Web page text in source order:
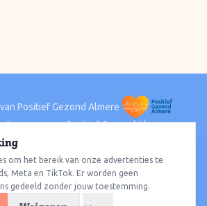
Positief Gezond Almere
Positief Gezond Almere
ACTIVITEITEN PER WIJK
Almere StadAlmere BuitenAlmere Poort
OosterwoldWat te doen
om het bereik van onze advertenties te
Meta en TikTok. Er worden geen
gedeeld zonder jouw toestemming.